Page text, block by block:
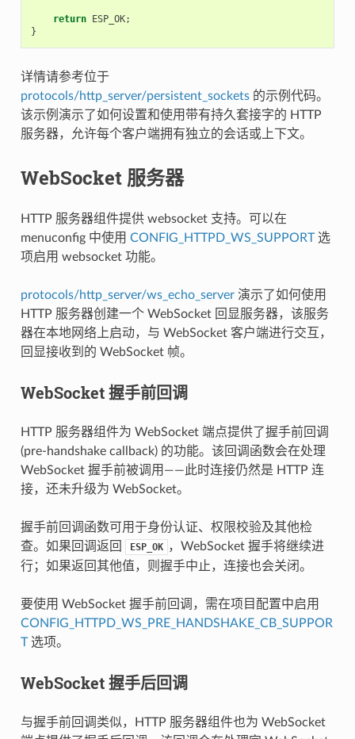
return ESP_OK;
}
详情请参考位于
protocols/http_server/persistent_sockets的示例代码。
该示例演示了如何设置和使用带有持久套接字的 HTTP
服务器，允许每个客户端拥有独立的会话或上下文。
WebSocket 服务器
HTTP 服务器组件提供 websocket 支持。可以在
menuconfig 中使用 CONFIG_HTTPD_WS_SUPPORT选
项启用 websocket 功能。
protocols/http_server/ws_echo_server演示了如何使用
HTTP 服务器创建一个 WebSocket 回显服务器，该服务
器在本地网络上启动，与 WebSocket 客户端进行交互，
回显接收到的 WebSocket 帧。
WebSocket 握手前回调
HTTP 服务器组件为 WebSocket 端点提供了握手前回调
(pre-handshake callback) 的功能。该回调函数会在处理
WebSocket 握手前被调用——此时连接仍然是 HTTP 连
接，还未升级为 WebSocket。
握手前回调函数可用于身份认证、权限校验及其他检
查。如果回调返回
ESP_OK ，WebSocket 握手将继续进
行；如果返回其他值，则握手中止，连接也会关闭。
要使用 WebSocket 握手前回调，需在项目配置中启用
CONFIG_HTTPD_WS_PRE_HANDSHAKE_CB_SUPPOR
T选项。
WebSocket 握手后回调
与握手前回调类似，HTTP 服务器组件也为 WebSocket